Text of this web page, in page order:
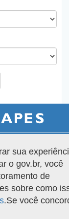
os direitos reservados.
sua
o gov.br, você
de
sobre como
.Se você